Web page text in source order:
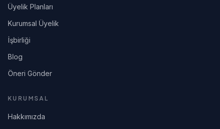
Üyelik Planları
Kurumsal Üyelik
İşbirliği
Blog
Öneri Gönder
KURUMSAL
Hakkımızda